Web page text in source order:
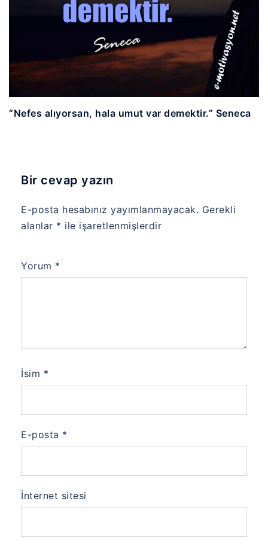
“Nefes alıyorsan, hala umut var demektir.” Seneca
Bir cevap yazın
E-posta hesabınız yayımlanmayacak. Gerekli
alanlar * ile işaretlenmişlerdir
Yorum *
İsim *
E-posta *
İnternet sitesi